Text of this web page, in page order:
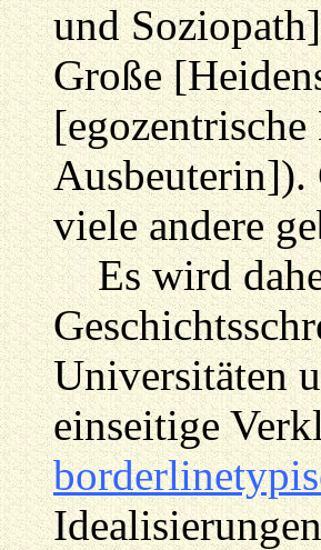
und
Große
Ausbeuterin]).
viele andere
Es wird
Universitäten
einseitige